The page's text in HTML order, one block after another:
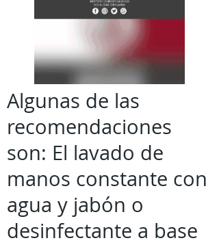
Algunas de las
recomendaciones
son: El lavado de
manos constante con
agua y jabón o
desinfectante a base